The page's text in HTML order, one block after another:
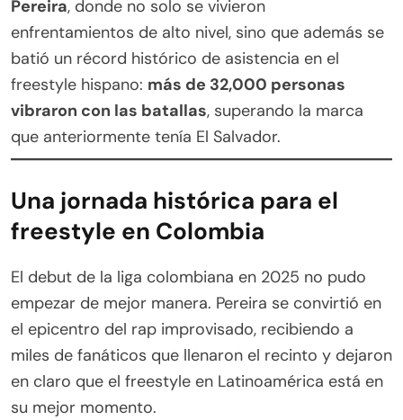
Pereira, donde no solo se vivieron
enfrentamientos de alto nivel, sino que además se
batió un récord histórico de asistencia en el
freestyle hispano: más de 32,000 personas
vibraron con las batallas, superando la marca
que anteriormente tenía El Salvador.
Una jornada histórica para el
freestyle en Colombia
El debut de la liga colombiana en 2025 no pudo
empezar de mejor manera. Pereira se convirtió en
el epicentro del rap improvisado, recibiendo a
miles de fanáticos que llenaron el recinto y dejaron
en claro que el freestyle en Latinoamérica está en
su mejor momento.